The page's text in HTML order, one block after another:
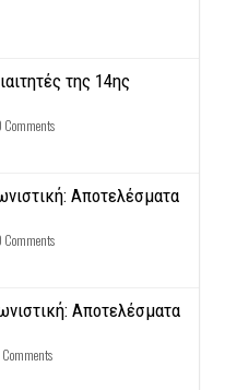
της 14ης
Αποτελέσματα
Αποτελέσματα